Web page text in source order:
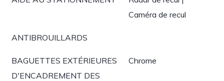
Caméra de recul
ANTIBROUILLARDS
BAGUETTES EXTÉRIEURES
D'ENCADREMENT DES
Chrome